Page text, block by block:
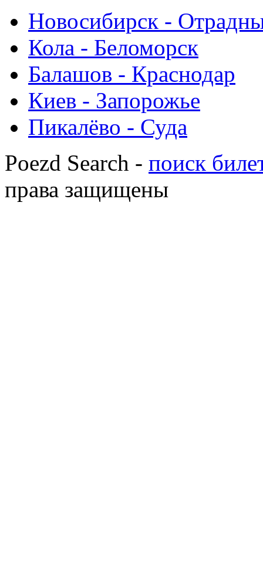
Новосибирск -
Кола - Беломорск
Балашов - Краснодар
Киев - Запорожье
Пикалёво - Суда
Poezd Search - поиск
права защищены